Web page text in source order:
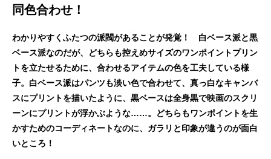
同色合わせ！
わかりやすくふたつの派閥があることが発覚！ 白ベース派と黒
ベース派なのだが、どちらも控えめサイズのワンポイントプリン
トを立たせるために、合わせるアイテムの色を工夫している様
子。白ベース派はパンツも淡い色で合わせて、真っ白なキャンバ
スにプリントを描いたように、黒ベースは全身黒で映画のスクリ
ーンにプリントが浮かぶような……。どちらもワンポイントを生
かすためのコーディネートなのに、ガラリと印象が違うのが面白
いところ！